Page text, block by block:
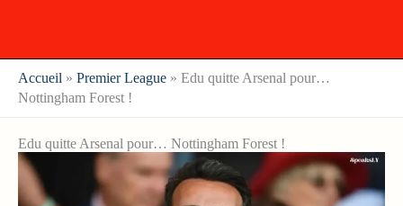
Accueil » Premier League » Edu quitte Arsenal pour…
Nottingham Forest !
Edu quitte Arsenal pour… Nottingham Forest !